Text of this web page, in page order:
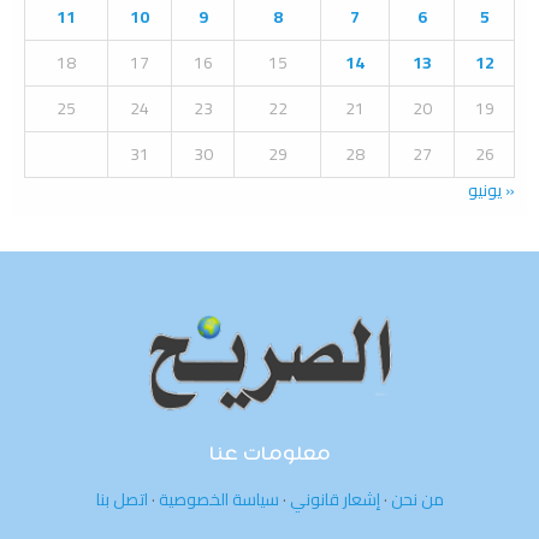
C
H
5
6
7
8
9
10
11
12
13
14
15
16
17
18
19
20
21
22
23
24
25
26
27
28
29
30
31
« يونيو
معلومات عنا
من نحن·إشعار قانوني·سياسة الخصوصية·اتصل بنا